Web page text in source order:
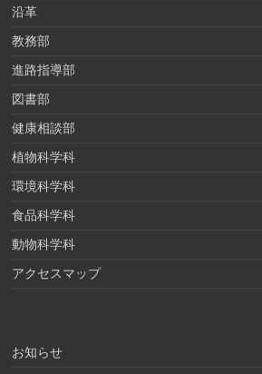
沿革
教務部
進路指導部
図書部
健康相談部
植物科学科
環境科学科
食品科学科
動物科学科
アクセスマップ
お知らせ